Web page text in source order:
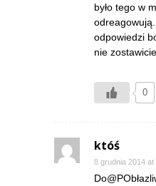
było tego w
odpowiedzi
nie
0
któś
8 grudnia 2014 at